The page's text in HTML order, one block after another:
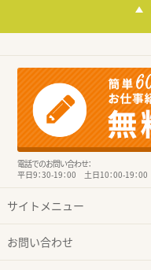
電話でのお問い合わせ：
平日9：30-19：00 土日10：00-19：00
サイトメニュー
お問い合わせ